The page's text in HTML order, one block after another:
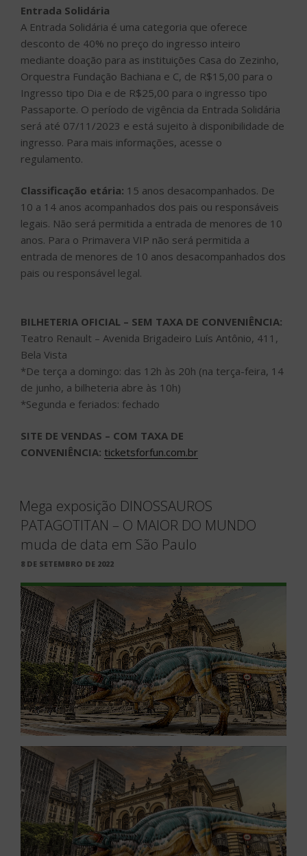
Entrada Solidária
A Entrada Solidária é uma categoria que oferece
desconto de 40% no preço do ingresso inteiro
mediante doação para as instituições Casa do Zezinho,
Orquestra Fundação Bachiana e C, de R$15,00 para o
Ingresso tipo Dia e de R$25,00 para o ingresso tipo
Passaporte. O período de vigência da Entrada Solidária
será até 07/11/2023 e está sujeito à disponibilidade de
ingresso. Para mais informações, acesse o
regulamento.
Classificação etária: 15 anos desacompanhados. De
10 a 14 anos acompanhados dos pais ou responsáveis
legais. Não será permitida a entrada de menores de 10
anos. Para o Primavera VIP não será permitida a
entrada de menores de 10 anos desacompanhados dos
pais ou responsável legal.
BILHETERIA OFICIAL – SEM TAXA DE CONVENIÊNCIA:
Teatro Renault – Avenida Brigadeiro Luís Antônio, 411,
Bela Vista
*De terça a domingo: das 12h às 20h (na terça-feira, 14
de junho, a bilheteria abre às 10h)
*Segunda e feriados: fechado
SITE DE VENDAS – COM TAXA DE
CONVENIÊNCIA: ticketsforfun.com.br
Mega exposição DINOSSAUROS
PATAGOTITAN – O MAIOR DO MUNDO
muda de data em São Paulo
PUBLICADO
8 DE SETEMBRO DE 2022